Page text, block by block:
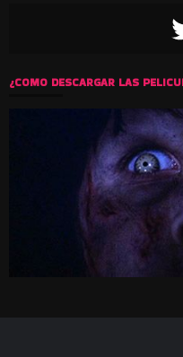
¿COMO DESCARGAR LAS